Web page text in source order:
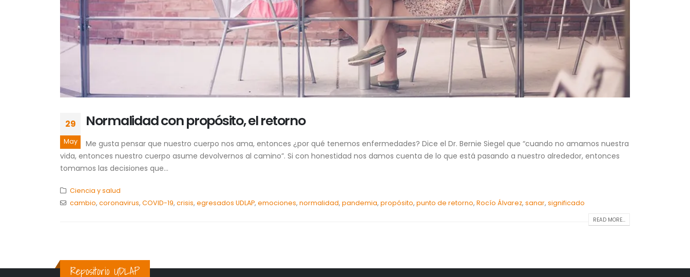
29
May
Normalidad con propósito, el retorno
Me gusta pensar que nuestro cuerpo nos ama, entonces ¿por qué tenemos enfermedades? Dice el Dr. Bernie Siegel que “cuando no amamos nuestra
vida, entonces nuestro cuerpo asume devolvernos al camino”. Si con honestidad nos damos cuenta de lo que está pasando a nuestro alrededor, entonces
tomamos las decisiones que...
Ciencia y salud
cambio, coronavirus, COVID-19, crisis, egresados UDLAP, emociones, normalidad, pandemia, propósito, punto de retorno, Rocío Álvarez, sanar, significado
READ MORE...
Repositorio UDLAP